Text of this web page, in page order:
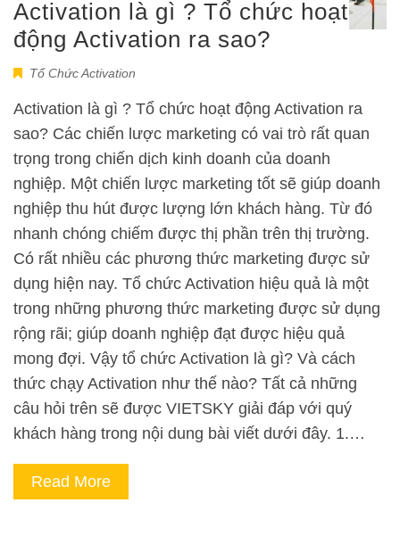
Activation là gì ? Tổ chức hoạt
động Activation ra sao?
Tổ Chức Activation
Activation là gì ? Tổ chức hoạt động Activation ra
sao? Các chiến lược marketing có vai trò rất quan
trọng trong chiến dịch kinh doanh của doanh
nghiệp. Một chiến lược marketing tốt sẽ giúp doanh
nghiệp thu hút được lượng lớn khách hàng. Từ đó
nhanh chóng chiếm được thị phần trên thị trường.
Có rất nhiều các phương thức marketing được sử
dụng hiện nay. Tổ chức Activation hiệu quả là một
trong những phương thức marketing được sử dụng
rộng rãi; giúp doanh nghiệp đạt được hiệu quả
mong đợi. Vậy tổ chức Activation là gì? Và cách
thức chạy Activation như thế nào? Tất cả những
câu hỏi trên sẽ được VIETSKY giải đáp với quý
khách hàng trong nội dung bài viết dưới đây. 1.…
Read More